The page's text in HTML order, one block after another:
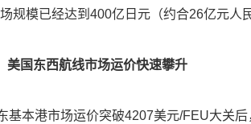
规模已经达到400亿日元（约合26亿元人
美国东西航线市场运价快速攀升
基本港市场运价突破4207美元/FEU大关